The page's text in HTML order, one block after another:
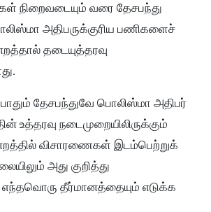
நிறைவடையும் வரை தேசபந்து
அதிபருக்குரிய பணிகளைச்
தடையுத்தரவு
தேசபந்துவே பொலிஸ்மா அதிபர்
உத்தரவு நடைமுறையிலிருக்கும்
விசாரணைகள் இடம்பெற்றுக்
அது குறித்து
தீர்மானத்தையும் எடுக்க